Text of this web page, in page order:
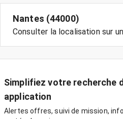
Nantes (44000)
Consulter la localisation sur
Simplifiez votre recherche
application
Alertes offres, suivi de mission,